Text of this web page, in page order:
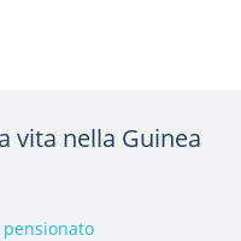
vita nella Guinea